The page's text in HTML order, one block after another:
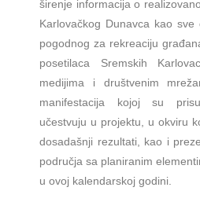
širenje informacija o
Karlovačkog Dunavca kao sve
pogodnog za rekreaciju
posetilaca Sremskih
medijima i društvenim
manifestacija kojoj su
učestvuju u projektu, u okviru
dosadašnji rezultati, kao i
područja sa planiranim
u ovoj kalendarskoj godini.